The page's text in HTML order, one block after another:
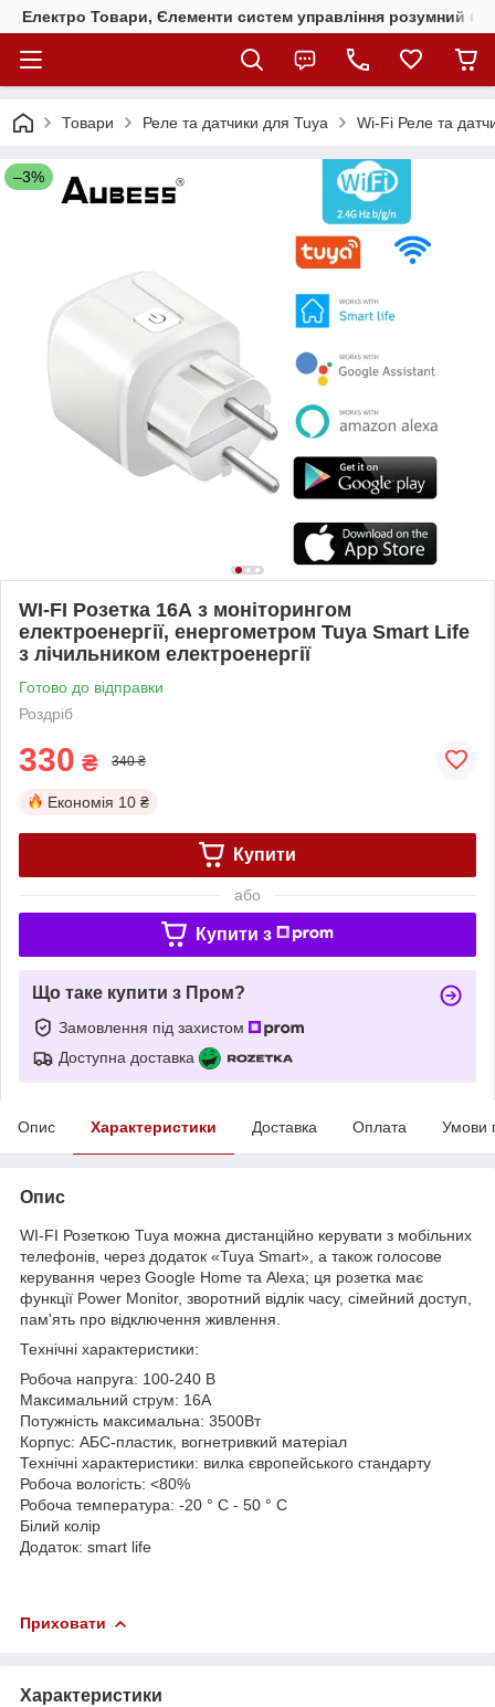
Електро Товари, Єлементи систем управління розумний
Товари Реле та датчики для Tuya Wi-Fi Реле та
–3%
WI-FI Розетка 16А з моніторингом
електроенергії, енергометром Tuya Smart Life
з лічильником електроенергії
Готово до відправки
Роздріб
330 ₴ 340 ₴
Економія 10 ₴
Купити
або
Купити з
Що таке купити з Пром?
Замовлення під захистом
Доступна доставка
Опис Характеристики Доставка Оплата Умови
Опис
WI-FI Розеткою Tuya можна дистанційно керувати з мобільних
телефонів, через додаток «Tuya Smart», а також голосове
керування через Google Home та Alexa; ця розетка має
функції Power Monitor, зворотний відлік часу, сімейний доступ,
пам'ять про відключення живлення.
Технічні характеристики:
Робоча напруга: 100-240 В
Максимальний струм: 16А
Потужність максимальна: 3500Вт
Корпус: АБС-пластик, вогнетривкий матеріал
Технічні характеристики: вилка європейського стандарту
Робоча вологість: <80%
Робоча температура: -20 ° С - 50 ° С
Білий колір
Додаток: smart life
Приховати
Характеристики